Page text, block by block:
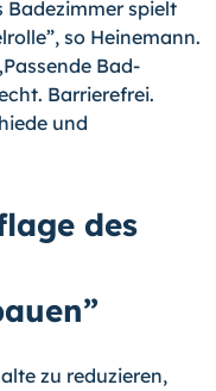
Badezimmer spielt
so Heinemann.
Bad-
Barrierefrei.
und
des
zu reduzieren,